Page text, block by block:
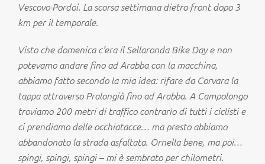
Vescovo-Pordoi. La scorsa settimana dietro-front dopo 3
km per il temporale.
Visto che domenica c’era il Sellaronda Bike Day e non
potevamo andare fino ad Arabba con la macchina,
abbiamo fatto secondo la mia idea: rifare da Corvara la
tappa attraverso Pralongià fino ad Arabba. A Campolongo
troviamo 200 metri di traffico contrario di tutti i ciclisti e
ci prendiamo delle occhiatacce… ma presto abbiamo
abbandonato la strada asfaltata. Ornella bene, ma poi…
spingi, spingi, spingi – mi è sembrato per chilometri.